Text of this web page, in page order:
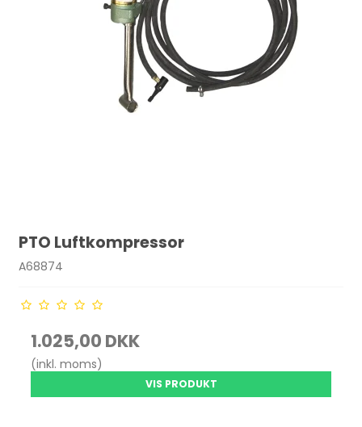
PTO Luftkompressor
A68874
1.025,00 DKK
(inkl. moms)
VIS PRODUKT